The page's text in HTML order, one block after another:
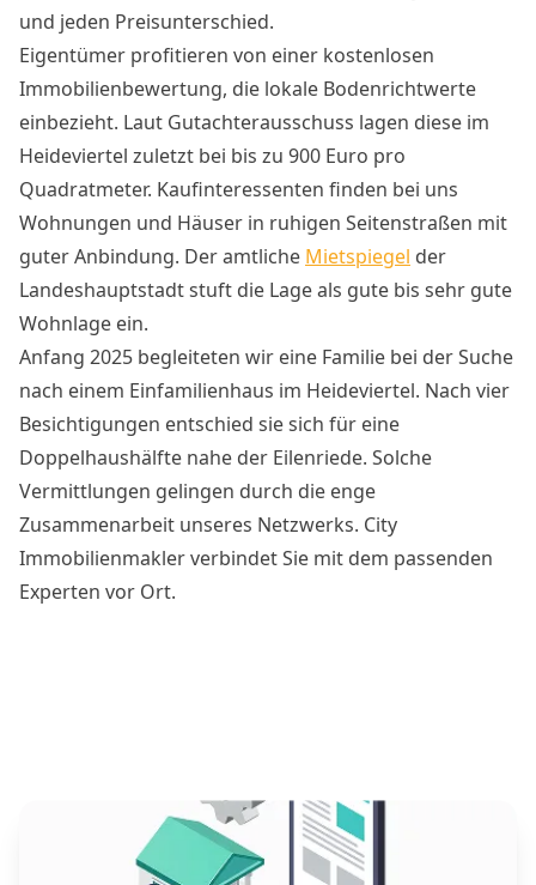
und jeden Preisunterschied.
Eigentümer profitieren von einer kostenlosen
Immobilienbewertung, die lokale Bodenrichtwerte
einbezieht. Laut Gutachterausschuss lagen diese im
Heideviertel zuletzt bei bis zu 900 Euro pro
Quadratmeter. Kaufinteressenten finden bei uns
Wohnungen und Häuser in ruhigen Seitenstraßen mit
guter Anbindung. Der amtliche Mietspiegel der
Landeshauptstadt stuft die Lage als gute bis sehr gute
Wohnlage ein.
Anfang 2025 begleiteten wir eine Familie bei der Suche
nach einem Einfamilienhaus im Heideviertel. Nach vier
Besichtigungen entschied sie sich für eine
Doppelhaushälfte nahe der Eilenriede. Solche
Vermittlungen gelingen durch die enge
Zusammenarbeit unseres Netzwerks. City
Immobilienmakler verbindet Sie mit dem passenden
Experten vor Ort.